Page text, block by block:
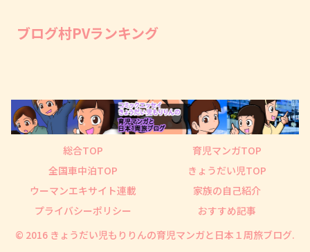
ブログ村PVランキング
総合TOP
育児マンガTOP
全国車中泊TOP
きょうだい児TOP
ウーマンエキサイト連載
家族の自己紹介
プライバシーポリシー
おすすめ記事
© 2016 きょうだい児もりりんの育児マンガと日本１周旅ブログ.